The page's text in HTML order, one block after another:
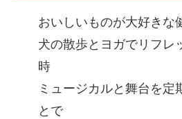
おいしいものが大好きな
犬の散歩とヨガでリフレ
時
ミュージカルと舞台を定
とで